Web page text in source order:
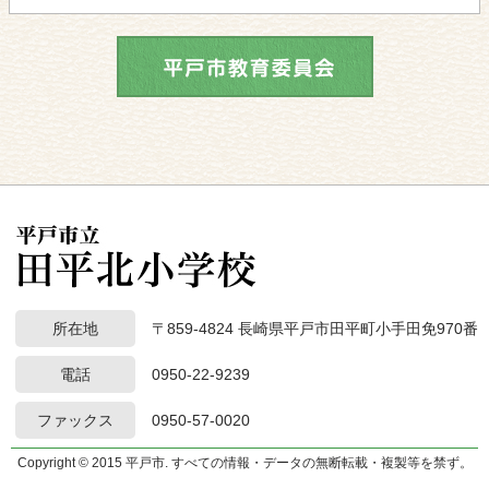
所在地 〒859-4824 長崎県平戸市田平町小手田免970番
電話 0950-22-9239
ファックス 0950-57-0020
Copyright © 2015 平戸市. すべての情報・データの無断転載・複製等を禁ず。